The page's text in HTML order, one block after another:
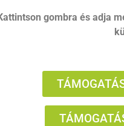
gombra és adja